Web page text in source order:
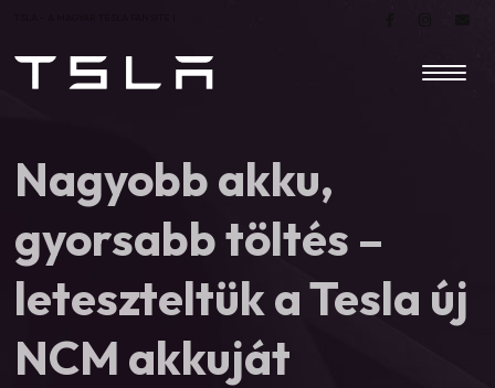
Nagyobb akku,
gyorsabb töltés –
leteszteltük a Tesla új
NCM akkuját